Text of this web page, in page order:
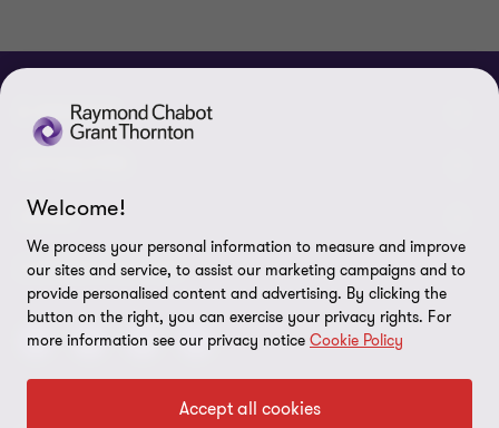
À PROPOS
Événements et webinaires
Responsabilité sociale d’entreprise (RSE)
Services
Carrières
Gouvernance
Nouvelles / communiqués
Dans les médias
Réalisations
LÉGAL
Notes légales
Politique de confidentialité
Paramètres des témoins
CONNECTEZ SUR
Welcome!
We process your personal information to measure and improve
our sites and service, to assist our marketing campaigns and to
provide personalised content and advertising. By clicking the
button on the right, you can exercise your privacy rights. For
more information see our privacy notice Cookie Policy
Accept all cookies